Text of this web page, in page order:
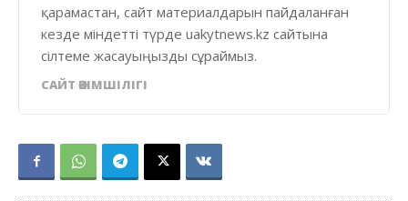
қарамастан, сайт материалдарын пайдаланған
кезде міндетті түрде uakytnews.kz сайтына
сілтеме жасауыңызды сұраймыз.
САЙТ ӘКІМШІЛІГІ